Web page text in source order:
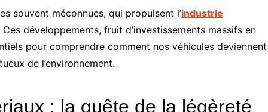
souvent méconnues, qui propulsent l’industrie
développements, fruit d’investissements massifs en
pour comprendre comment nos véhicules deviennent
de l’environnement.
: la quête de la légèreté